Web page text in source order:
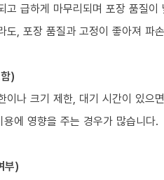
고 급하게 마무리되며 포장 품질이
도, 포장 품질과 고정이 좋아져 파
)
이나 크기 제한, 대기 시간이 있으
에 영향을 주는 경우가 많습니다.
부)